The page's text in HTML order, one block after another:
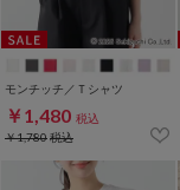
モンチッチ／Ｔシャツ
￥1,480 税込
￥1,780税込